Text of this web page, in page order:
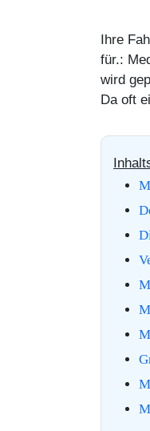
Ihre
für.:
wird
Da oft